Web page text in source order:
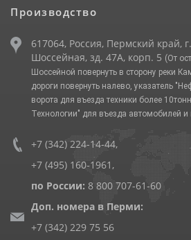
Производство
617064, Россия, Пермский край,
Шоссейная, зд. 47А, корп. 5 (От
Шоссейной повернуть в сторону реки
дороги повернуть налево, указатель
ворота для въезда техники более
Технологии" для въезда автомобилей и
+7 (342) 224-14-44,
+7 (495) 160-1961 ,
по России: 8 800 707-61-60
Доп. номера в Перми:
+7 (342) 229 75 56